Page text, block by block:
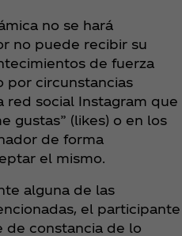
no se hará
no puede recibir su
de fuerza
por circunstancias
red social Instagram que
gustas” (likes) o en los
de forma
el mismo.
alguna de las
el participante
de constancia de lo